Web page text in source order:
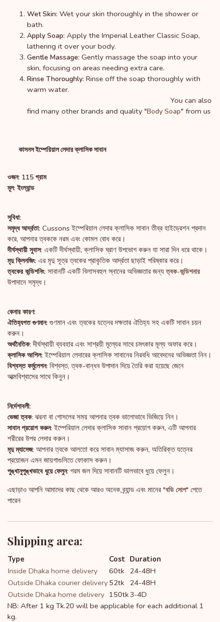
Wet Skin: Wet your skin thoroughly in the shower or
bath.
Apply Soap: Apply the Imperial Leather Classic Soap,
lathering it over your body.
Gentle Massage: Gently massage the soap into your
skin, focusing on areas needing extra care.
Rinse Thoroughly: Rinse off the soap thoroughly with
warm water.
You can also
find many other brands and quality "Body Soap" from us
কাসনস ইম্পেরিয়াল লেদার ক্লাসিক সাবান
ওজন: 115 গ্রাম
মূল: ইংল্যান্ড
সুবিধা:
সমৃদ্ধ আর্দ্রতা: Cussons ইম্পেরিয়াল লেদার ক্লাসিক সাবান তীব্র হাইড্রেশন প্রদান
করে, আপনার ত্বককে নরম এবং কোমল বোধ করে।
দীর্ঘস্থায়ী সুবাস: একটি দীর্ঘস্থায়ী, ক্লাসিক ঘ্রাণ উপভোগ করুন যা সারা দিন ধরে থাকে।
মৃদু ক্লিনজিং: এর মৃদু সূত্র ত্বকের প্রাকৃতিক আর্দ্রতা ছাড়াই পরিষ্কার করে।
ত্বকের কন্ডিশনিং: সাবানটি একটি বিলাসবহুল স্নানের অভিজ্ঞতার জন্যত্বক-কন্ডিশনার
উপাদানে সমৃদ্ধ।
কেনার কারণ:
ঐতিহ্যগত গুণমান: গুণমান এবং ত্বকের যত্নের দক্ষতার ঐতিহ্য সহ একটি সাবান চয়ন
করুন।
অর্থনৈতিক:দীর্ঘস্থায়ী ব্যবহার এবং সাশ্রয়ী মূল্যের সাথে চমৎকার মূল্য অফার করে।
ক্লাসিক আপিল: ইম্পেরিয়াল লেদারের ক্লাসিক সাবানের নিরবধি আবেদনের অভিজ্ঞতা নিন।
বিশ্বস্ত ফর্মুলেশন: বিশ্বস্ত, ত্বক-বান্ধব উপাদান দিয়ে তৈরি করা হয়েছে জেনে
আত্মবিশ্বাসের সাথে কিনুন।
নির্দেশাবলী:
ভেজা ত্বক: ঝরনা বা গোসলের সময় আপনার ত্বক ভালোভাবে ভিজিয়ে নিন।
সাবান প্রয়োগ করুন: ইম্পেরিয়াল লেদার ক্লাসিক সাবান প্রয়োগ করুন, এটি আপনার
শরীরের উপর লেদার করুন।
মৃদু ম্যাসেজ: আপনার ত্বকে আলতো করে সাবান ম্যাসাজ করুন, অতিরিক্ত যত্নের
প্রয়োজন এমন জায়গাগুলিতে ফোকাস করুন।
পুঙ্খানুপুঙ্খভাবে ধুয়ে ফেলুন: গরম জল দিয়ে সাবানটি ভালভাবে ধুয়ে ফেলুন।
এছাড়াও আপনি আমাদের কাছ থেকে আরও অনেক ব্র্যান্ড এবং মানের "বডি সোপ" পেতে
পারেন
Shipping area:
Type Cost Duration
Inside Dhaka home delivery
60tk 24-48H
Outside Dhaka courier delivery52tk 24-48H
Outside Dhaka home delivery 150tk3-4D
NB: After 1 kg Tk.20 will be applicable for each additional 1
kg.